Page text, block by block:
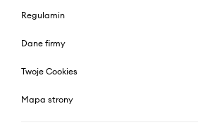
Regulamin
Dane firmy
Twoje Cookies
Mapa strony